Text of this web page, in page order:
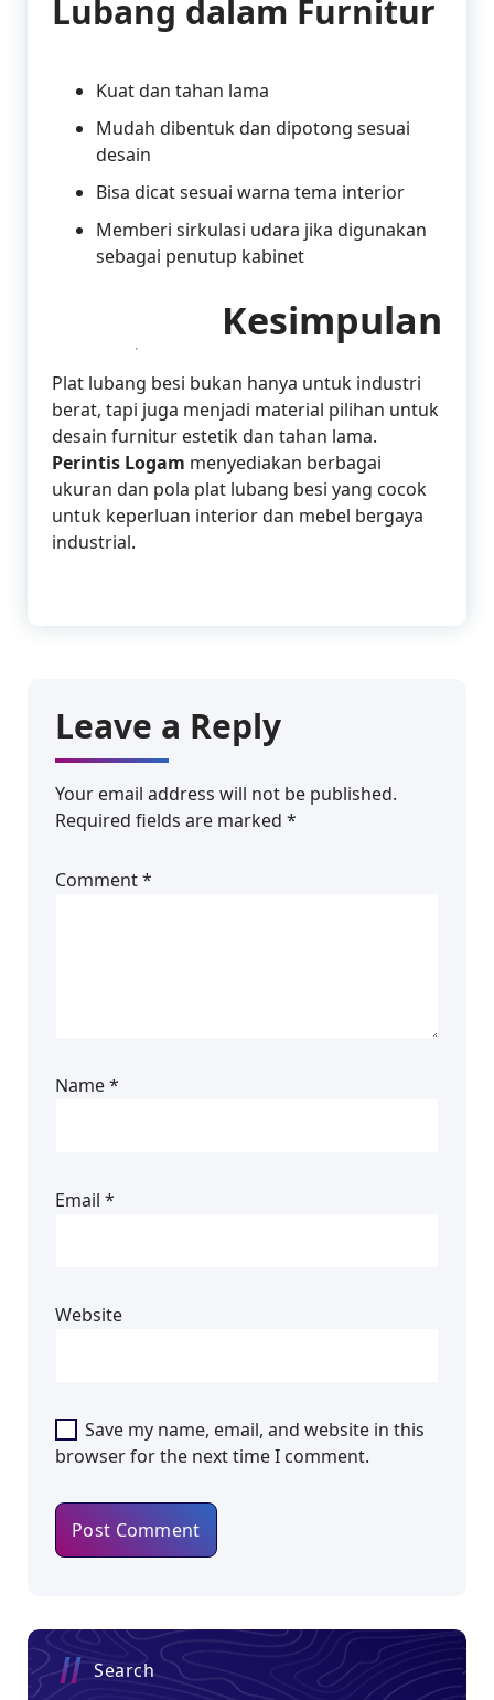
Lubang dalam Furnitur
Kuat dan tahan lama
Mudah dibentuk dan dipotong sesuai
desain
Bisa dicat sesuai warna tema interior
Memberi sirkulasi udara jika digunakan
sebagai penutup kabinet
Kesimpulan
Plat lubang besi bukan hanya untuk industri
berat, tapi juga menjadi material pilihan untuk
desain furnitur estetik dan tahan lama.
Perintis Logam menyediakan berbagai
ukuran dan pola plat lubang besi yang cocok
untuk keperluan interior dan mebel bergaya
industrial.
Leave a Reply
Your email address will not be published.
Required fields are marked *
Comment*
Name*
Email *
Website
Save my name, email, and website in this
browser for the next time I comment.
Search